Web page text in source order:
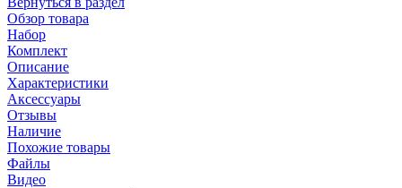
Обзор товара
Набор
Комплект
Описание
Характеристики
Аксессуары
Отзывы
Наличие
Похожие товары
Файлы
Видео